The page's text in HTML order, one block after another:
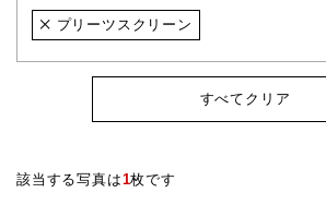
プリーツスクリーン
すべてクリア
該当する写真は1枚です